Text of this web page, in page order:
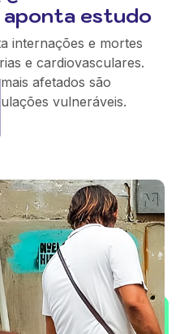
aponta estudo
internações e mortes
e cardiovasculares.
afetados são
vulneráveis.